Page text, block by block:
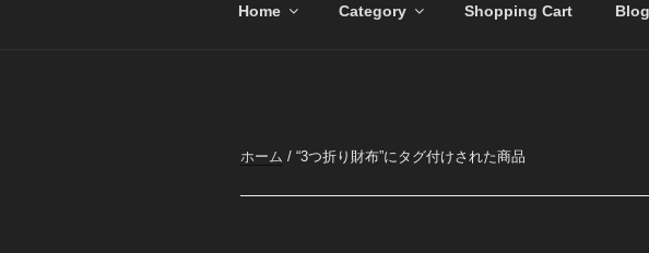
Home Category Shopping Cart Blog
ホーム / “3つ折り財布”にタグ付けされた商品